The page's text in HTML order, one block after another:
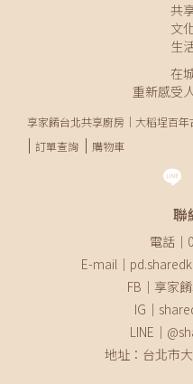
共
文
生
在
重新感受
享家餚台北共享廚房｜大稻埕百
訂單查詢
購物車
聯
電話｜
E-mail｜
FB｜享家
IG｜
LINE｜
地址：台北市